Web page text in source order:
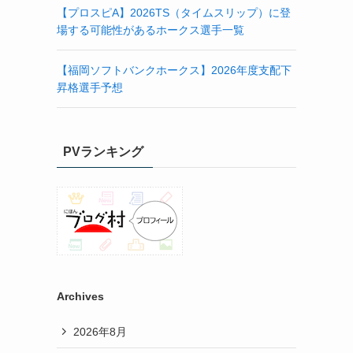
【プロスピA】2026TS（タイムスリップ）に登
場する可能性があるホークス選手一覧
【福岡ソフトバンクホークス】2026年度支配下
昇格選手予想
PVランキング
Archives
2026年8月